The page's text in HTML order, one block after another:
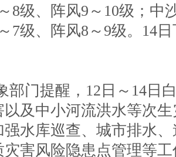
8级、阵风9～10级；中
7级、阵风8～9级。14
部门提醒，12日～14日
及中小河流洪水等次
水库巡查、城市排水
害风险隐患点管理等